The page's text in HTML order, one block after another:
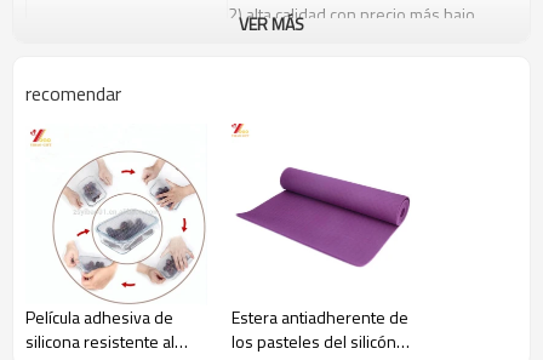
2) alta calidad con precio más bajo
Tiempo de muestra
Tiempo de muestra existente: 2 días;
Producción
Tiempo de producción: 12-18 días
Condiciones de pago y
envío
1) Puerto:ZhongShan
2) Condiciones de pago; T / T (depósito
Característica de producto:
VER MÁS
recomendar
Película adhesiva de
silicona resistente al
Estera antiadherente de
los pasteles del silicón